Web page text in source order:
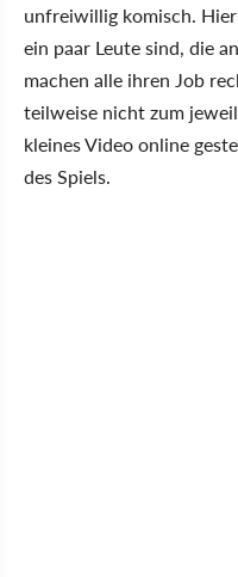
unfreiwillig komisch.
ein paar Leute sind, die
machen alle ihren Job
teilweise nicht zum
kleines Video online
des Spiels.